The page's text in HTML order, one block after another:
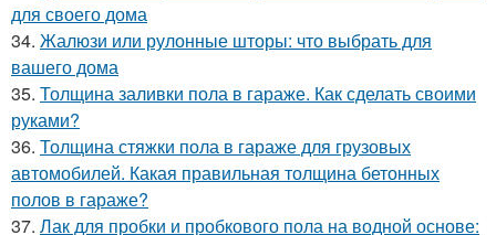
для своего дома
34. Жалюзи или рулонные шторы: что выбрать для
вашего дома
35. Толщина заливки пола в гараже. Как сделать своими
руками?
36. Толщина стяжки пола в гараже для грузовых
автомобилей. Какая правильная толщина бетонных
полов в гараже?
37. Лак для пробки и пробкового пола на водной основе: